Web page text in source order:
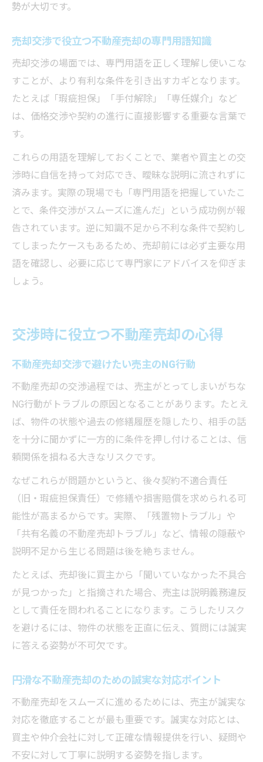
勢が大切です。
売却交渉で役立つ不動産売却の専門用語知識
売却交渉の場面では、専門用語を正しく理解し使いこな
すことが、より有利な条件を引き出すカギとなります。
たとえば「瑕疵担保」「手付解除」「専任媒介」など
は、価格交渉や契約の進行に直接影響する重要な言葉で
す。
これらの用語を理解しておくことで、業者や買主との交
渉時に自信を持って対応でき、曖昧な説明に流されずに
済みます。実際の現場でも「専門用語を把握していたこ
とで、条件交渉がスムーズに進んだ」という成功例が報
告されています。逆に知識不足から不利な条件で契約し
てしまったケースもあるため、売却前には必ず主要な用
語を確認し、必要に応じて専門家にアドバイスを仰ぎま
しょう。
交渉時に役立つ不動産売却の心得
不動産売却交渉で避けたい売主のNG行動
不動産売却の交渉過程では、売主がとってしまいがちな
NG行動がトラブルの原因となることがあります。たとえ
ば、物件の状態や過去の修繕履歴を隠したり、相手の話
を十分に聞かずに一方的に条件を押し付けることは、信
頼関係を損ねる大きなリスクです。
なぜこれらが問題かというと、後々契約不適合責任
（旧・瑕疵担保責任）で修繕や損害賠償を求められる可
能性が高まるからです。実際、「残置物トラブル」や
「共有名義の不動産売却トラブル」など、情報の隠蔽や
説明不足から生じる問題は後を絶ちません。
たとえば、売却後に買主から「聞いていなかった不具合
が見つかった」と指摘された場合、売主は説明義務違反
として責任を問われることになります。こうしたリスク
を避けるには、物件の状態を正直に伝え、質問には誠実
に答える姿勢が不可欠です。
円滑な不動産売却のための誠実な対応ポイント
不動産売却をスムーズに進めるためには、売主が誠実な
対応を徹底することが最も重要です。誠実な対応とは、
買主や仲介会社に対して正確な情報提供を行い、疑問や
不安に対して丁寧に説明する姿勢を指します。